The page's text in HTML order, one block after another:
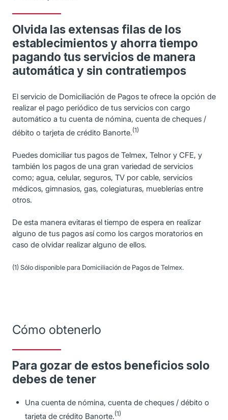
Olvida las extensas filas de los
establecimientos y ahorra tiempo
pagando tus servicios de manera
automática y sin contratiempos
El servicio de Domiciliación de Pagos te ofrece la opción de
realizar el pago periódico de tus servicios con cargo
automático a tu cuenta de nómina, cuenta de cheques /
débito o tarjeta de crédito Banorte.(1)
Puedes domiciliar tus pagos de Telmex, Telnor y CFE, y
también los pagos de una gran variedad de servicios
como; agua, celular, seguros, TV por cable, servicios
médicos, gimnasios, gas, colegiaturas, mueblerías entre
otros.
De esta manera evitaras el tiempo de espera en realizar
alguno de tus pagos así como los cargos moratorios en
caso de olvidar realizar alguno de ellos.
(1) Sólo disponible para Domiciliación de Pagos de Telmex.
Cómo obtenerlo
Para gozar de estos beneficios solo
debes de tener
Una cuenta de nómina, cuenta de cheques / débito o
tarjeta de crédito Banorte.(1)